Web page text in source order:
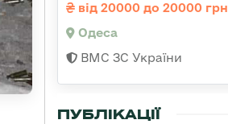
від 20000 до 20000 грн
Одеса
ВМС ЗС України
ПУБЛІКАЦІЇ